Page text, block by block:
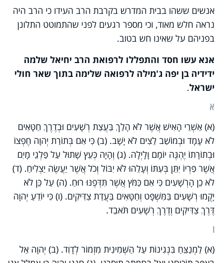
אנשים ששהו בבית המדרש בקרבת הרב העידו כי הרב היה
נראה חלש מאוד, וכי מספר רגעים לפני שהתמוטט התלונן
בפניהם על שאינו חש בטוב.
אנא עשו חסד והתפללו לרפואת הרב יחיאל שלמה
ידידיה בן יפה ג'מילה לרפואה שלימה בתוך שאר חולי
ישראל.
א
(א) אַשְׁרֵי הָאִישׁ אֲשֶׁר לֹא הָלַךְ בַּעֲצַת רְשָׁעִים וּבְדֶרֶךְ חַטָּאִים
לֹא עָמָד וּבְמוֹשַׁב לֵצִים לֹא יָשָׁב. (ב) כִּי אִם בְּתוֹרַת יְהוָה חֶפְצוֹ
וּבְתוֹרָתוֹ יֶהְגֶּה יוֹמָם וָלָיְלָה. (ג) וְהָיָה כְּעֵץ שָׁתוּל עַל פַּלְגֵי מָיִם
אֲשֶׁר פִּרְיוֹ יִתֵּן בְּעִתּוֹ וְעָלֵהוּ לֹא יִבּוֹל וְכֹל אֲשֶׁר יַעֲשֶׂה יַצְלִיחַ. (ד)
לֹא כֵן הָרְשָׁעִים כִּי אִם כַּמֹּץ אֲ‍שֶׁר תִּדְּפֶנּוּ רוּחַ. (ה) עַל כֵּן לֹא
יָקֻמוּ רְשָׁעִים בַּמִּשְׁפָּט וְחַטָּאִים בַּעֲדַת צַדִּיקִים. (ו) כִּי יוֹדֵעַ יְהוָה
דֶּרֶךְ צַדִּיקִים וְדֶרֶךְ רְשָׁעִים תֹּאבֵד.
ו
(א) לַמְנַצֵּחַ בִּנְגִינוֹת עַל הַשְּׁמִינִית מִזְמוֹר לְדָוִד. (ב) יְהוָה אַל